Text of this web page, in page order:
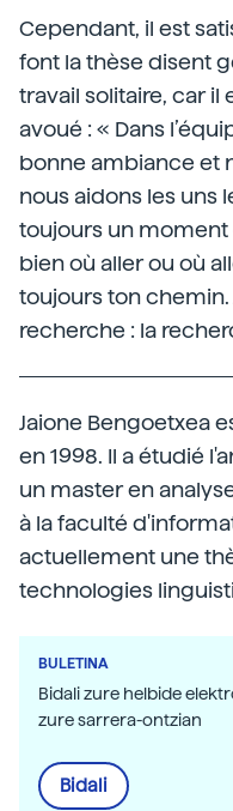
Cependant, il est
font la thèse disent
travail solitaire, car il
avoué : « Dans
bonne ambiance et
nous aidons les uns
toujours un moment
bien où aller ou où
toujours ton chemin.
recherche : la
Jaione Bengoetxea
en 1998. Il a étudié
un master en
à la faculté
actuellement une
technologies
BULETINA
Bidali zure helbide
zure sarrera-ontzian
Bidali